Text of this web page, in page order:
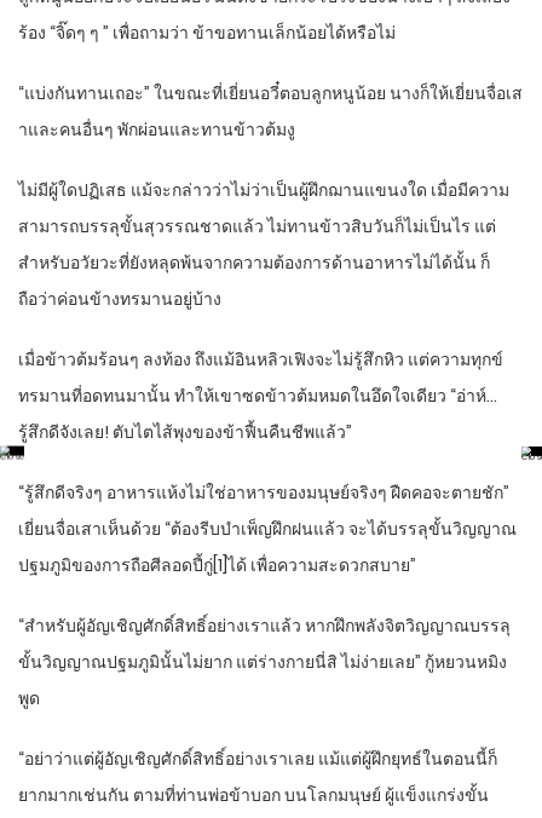
ร้อง “จิ๊ดๆ ๆ ” เพื่อถามว่า ข้าขอทานเล็กน้อยได้หรือไม่
“แบ่งกันทานเถอะ” ในขณะที่เยี่ยนอวี๋ตอบลูกหนูน้อย นางก็ให้เยี่ยนจื่อเส
าและคนอื่นๆ พักผ่อนและทานข้าวต้มงู
ไม่มีผู้ใดปฏิเสธ แม้จะกล่าวว่าไม่ว่าเป็นผู้ฝึกฌานแขนงใด เมื่อมีความ
สามารถบรรลุขั้นสุวรรณชาดแล้ว ไม่ทานข้าวสิบวันก็ไม่เป็นไร แต่
สำหรับอวัยวะที่ยังหลุดพ้นจากความต้องการด้านอาหารไม่ได้นั้น ก็
ถือว่าค่อนข้างทรมานอยู่บ้าง
เมื่อข้าวต้มร้อนๆ ลงท้อง ถึงแม้อินหลิวเฟิงจะไม่รู้สึกหิว แต่ความทุกข์
ทรมานที่อดทนมานั้น ทำให้เขาซดข้าวต้มหมดในอึดใจเดียว “อ่าห์…
รู้สึกดีจังเลย! ตับไตไส้พุงของข้าฟื้นคืนชีพแล้ว”
“รู้สึกดีจริงๆ อาหารแห้งไม่ใช่อาหารของมนุษย์จริงๆ ฝืดคอจะตายชัก”
เยี่ยนจื่อเสาเห็นด้วย “ต้องรีบบำเพ็ญฝึกฝนแล้ว จะได้บรรลุขั้นวิญญาณ
ปฐมภูมิของการถือศีลอดปี้กู่[1]ได้ เพื่อความสะดวกสบาย”
“สำหรับผู้อัญเชิญศักดิ์สิทธิ์อย่างเราแล้ว หากฝึกพลังจิตวิญญาณบรรลุ
ขั้นวิญญาณปฐมภูมินั้นไม่ยาก แต่ร่างกายนี่สิ ไม่ง่ายเลย” กู้หยวนหมิง
พูด
“อย่าว่าแต่ผู้อัญเชิญศักดิ์สิทธิ์อย่างเราเลย แม้แต่ผู้ฝึกยุทธ์ในตอนนี้ก็
ยากมากเช่นกัน ตามที่ท่านพ่อข้าบอก บนโลกมนุษย์ ผู้แข็งแกร่งขั้น